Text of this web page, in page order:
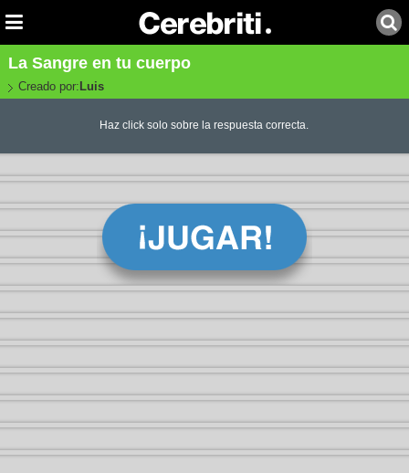
La Sangre en tu cuerpo
Creado por: Luis
Haz click solo sobre la respuesta correcta.